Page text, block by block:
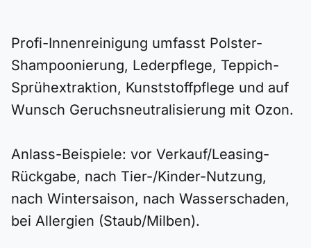
Profi-Innenreinigung umfasst Polster-
Shampoonierung, Lederpflege, Teppich-
Sprühextraktion, Kunststoffpflege und auf
Wunsch Geruchsneutralisierung mit Ozon.
Anlass-Beispiele: vor Verkauf/Leasing-
Rückgabe, nach Tier-/Kinder-Nutzung,
nach Wintersaison, nach Wasserschaden,
bei Allergien (Staub/Milben).